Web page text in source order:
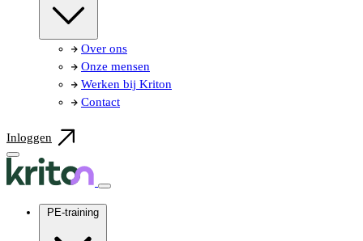
Over ons
Onze mensen
Werken bij Kriton
Contact
Inloggen
PE-training